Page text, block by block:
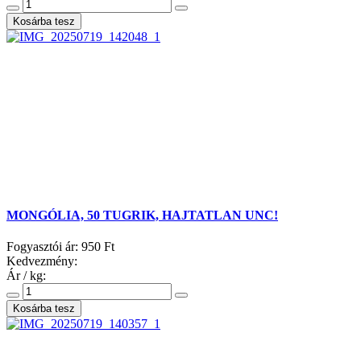
MONGÓLIA, 50 TUGRIK, HAJTATLAN UNC!
Fogyasztói ár: 950 Ft
Kedvezmény:
Ár / kg: